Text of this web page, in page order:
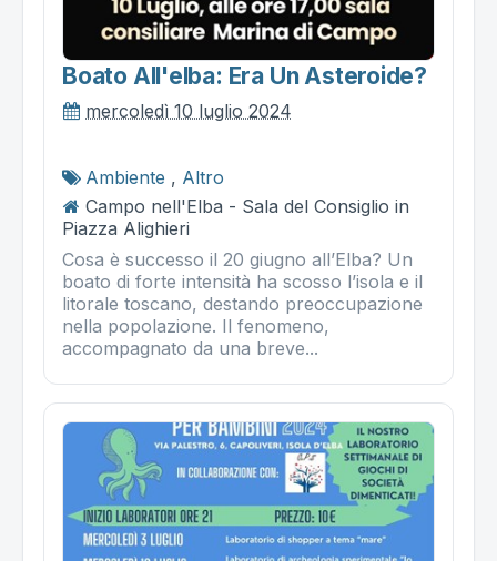
Boato All'elba: Era Un Asteroide?
mercoledì 10 luglio 2024
Ambiente , Altro
Campo nell'Elba - Sala del Consiglio in
Piazza Alighieri
Cosa è successo il 20 giugno all’Elba? Un
boato di forte intensità ha scosso l’isola e il
litorale toscano, destando preoccupazione
nella popolazione. Il fenomeno,
accompagnato da una breve...